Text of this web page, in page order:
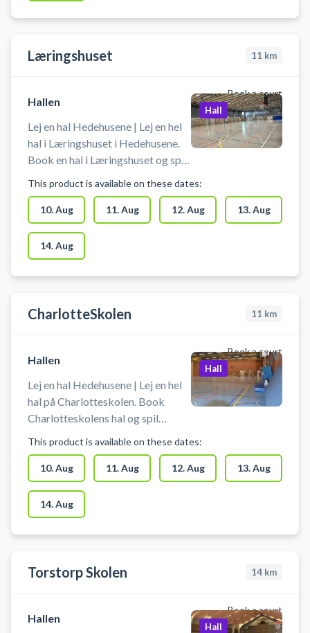
Læringshuset 11 km
Book a court
Hallen
Lej en hal Hedehusene | Lej en hel
hal i Læringshuset i Hedehusene.
Book en hal i Læringshuset og spil
Booking af hallen kan bruges til
blandt andet indendørs fodbold,
håndbold, basket og badminton.
Der er net og mål til rådighed. Der
er mulighed for gratis parkering
ved booking af hallen i
Hall
This product is available on these dates:
10. Aug 11. Aug 12. Aug 13. Aug
14. Aug
CharlotteSkolen 11 km
Book a court
Hallen
Lej en hal Hedehusene | Lej en hel
hal på Charlotteskolen. Book
Charlotteskolens hal og spil
Booking af hallen kan bruges til
blandt andet indendørs fodbold,
håndbold, basketball og
badminton. Der er net, mål og
kurve til rådighed. Der er mulighed
for omklædning og bad.
Hall
This product is available on these dates:
10. Aug 11. Aug 12. Aug 13. Aug
14. Aug
Torstorp Skolen 14 km
Book a court
Hallen
Hall